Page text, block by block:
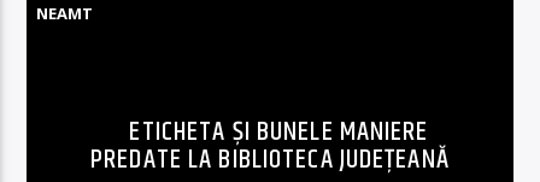
NEAMT
ETICHETA ȘI BUNELE MANIERE
PREDATE LA BIBLIOTECA JUDEȚEANĂ